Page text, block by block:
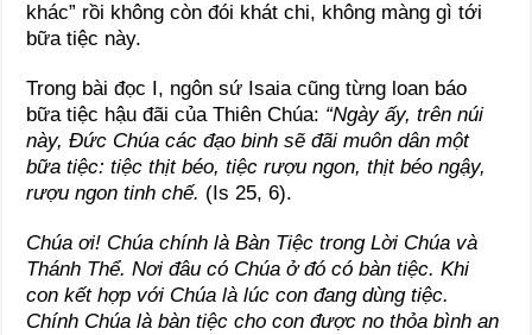
khác” rồi không còn đói khát chi, không màng gì tới
bữa tiệc này.
Trong bài đọc I, ngôn sứ Isaia cũng từng loan báo
bữa tiệc hậu đãi của Thiên Chúa: “Ngày ấy, trên núi
này, Đức Chúa các đạo binh sẽ đãi muôn dân một
bữa tiệc: tiệc thịt béo, tiệc rượu ngon, thịt béo ngậy,
rượu ngon tinh chế. (Is 25, 6).
Chúa ơi! Chúa chính là Bàn Tiệc trong Lời Chúa và
Thánh Thể. Nơi đâu có Chúa ở đó có bàn tiệc. Khi
con kết hợp với Chúa là lúc con đang dùng tiệc.
Chính Chúa là bàn tiệc cho con được no thỏa bình an